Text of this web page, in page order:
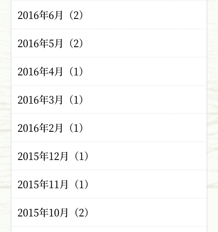
2016年6月（2）
2016年5月（2）
2016年4月（1）
2016年3月（1）
2016年2月（1）
2015年12月（1）
2015年11月（1）
2015年10月（2）